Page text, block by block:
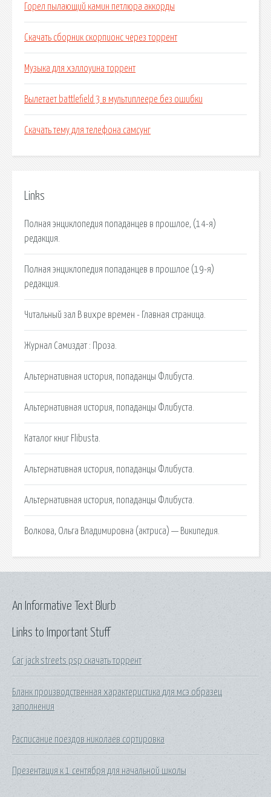
Горел пылающий камин петлюра аккорды
Скачать сборник скорпионс через торрент
Музыка для хэллоуина торрент
Вылетает battlefield 3 в мультиплеере без ошибки
Скачать тему для телефона самсунг
Links
Полная энциклопедия попаданцев в прошлое, (14-я)
редакция.
Полная энциклопедия попаданцев в прошлое (19-я)
редакция.
Читальный зал В вихре времен - Главная страница.
Журнал Самиздат : Проза.
Альтернативная история, попаданцы Флибуста.
Альтернативная история, попаданцы Флибуста.
Каталог книг Flibusta.
Альтернативная история, попаданцы Флибуста.
Альтернативная история, попаданцы Флибуста.
Волкова, Ольга Владимировна (актриса) — Википедия.
Links to Important Stuff
Car jack streets psp скачать торрент
Бланк производственная характеристика для мсэ образец
заполнения
Расписание поездов николаев сортировка
Презентация к 1 сентября для начальной школы
An Informative Text Blurb